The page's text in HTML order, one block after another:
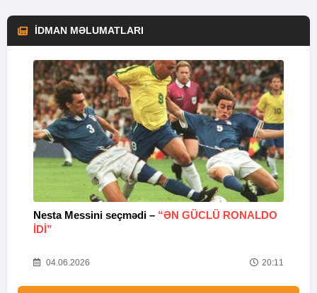
İDMAN MƏLUMATLARI
Nesta Messini seçmədi – “ƏN GÜCLÜ RONALDO
IDI”
04.06.2026 20:11